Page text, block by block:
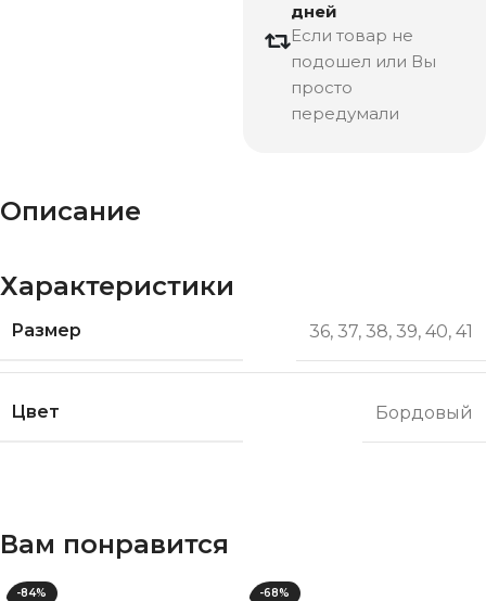
дней
Если товар не
подошел или Вы
просто
передумали
Описание
Характеристики
Размер 36, 37, 38, 39, 40, 41
Цвет Бордовый
Вам понравится
-84% -68%